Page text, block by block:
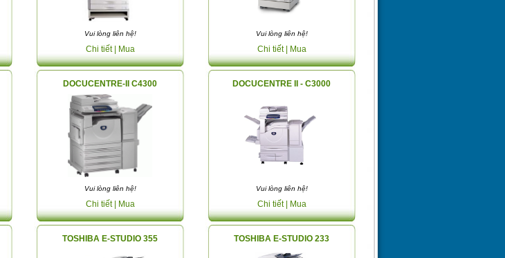
Vui lòng liên hệ!
Chi tiết | Mua
Vui lòng liên hệ!
Chi tiết | Mua
DOCUCENTRE-II C4300
Vui lòng liên hệ!
Chi tiết | Mua
DOCUCENTRE II - C3000
Vui lòng liên hệ!
Chi tiết | Mua
TOSHIBA E-STUDIO 355 TOSHIBA E-STUDIO 233